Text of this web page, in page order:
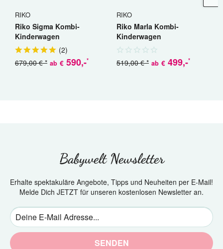
RIKO
Riko Sigma Kombi-
Kinderwagen
(2)
ab € 590,-*
679,00 € *
RIKO
Riko Marla Kombi-
Kinderwagen
ab € 499,-*
519,00 € *
Babywelt Newsletter
Erhalte spektakuläre Angebote, Tipps und Neuheiten per E-Mail!
Melde Dich JETZT für unseren kostenlosen Newsletter an.
SENDEN